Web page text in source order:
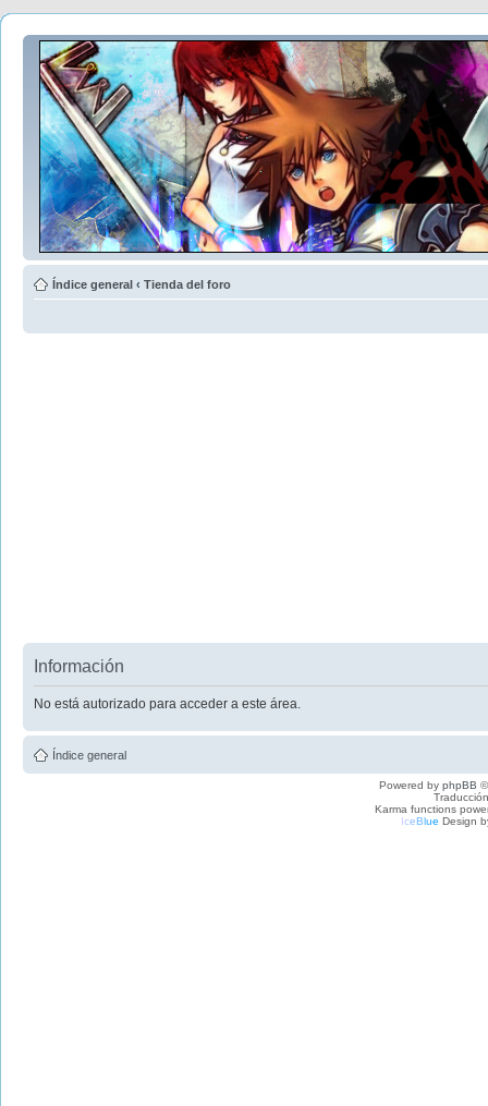
Índice general ‹ Tienda del foro
Información
No está autorizado para acceder a este área.
Índice general
Powered by phpBB
Karma functions
IceBlue Design